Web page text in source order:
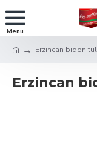
Erzincan bidon
Erzincan